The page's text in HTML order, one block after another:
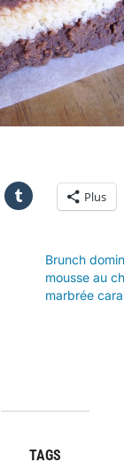
Plus
Brunch
mousse au
marbrée
TAGS